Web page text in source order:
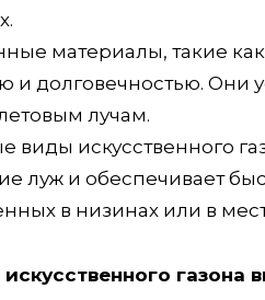
материалы, такие
и долговечностью. Они
лучам.
виды искусственного
луж и обеспечивает
в низинах или в
газона